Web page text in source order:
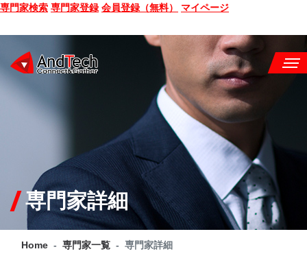
専門家検索 専門家登録 会員登録（無料） マイページ
CONSULTING
SERVICE
COMPANY
Q&A
専門家詳細
Home 専門家一覧 専門家詳細